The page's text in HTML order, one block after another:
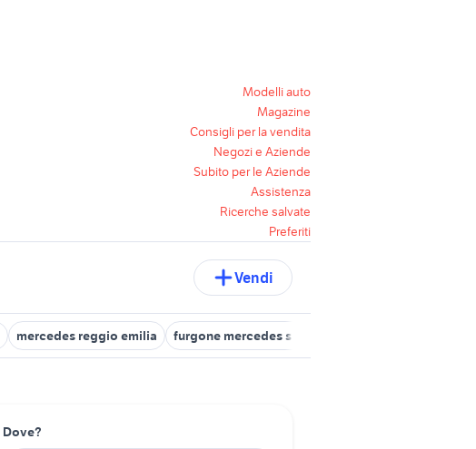
Modelli auto
Magazine
Consigli per la vendita
Negozi e Aziende
Subito per le Aziende
Assistenza
Ricerche salvate
Preferiti
Vendi
mercedes reggio emilia furgone mercedes sprinter
Dove?